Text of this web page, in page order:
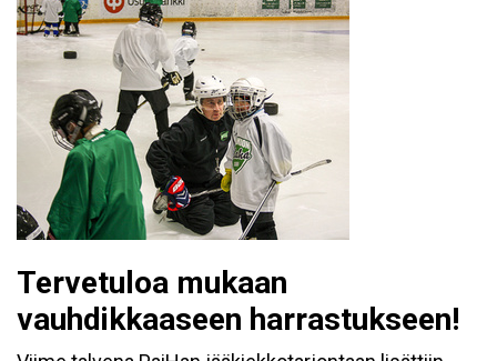
Tervetuloa mukaan
vauhdikkaaseen harrastukseen!